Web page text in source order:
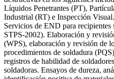
Líquidos Penetrantes (PT),
Industrial (RT) e Inspección
Servicios de END para
STPS-2002). Elaboración y
(WPS), elaboración y revisión de
procedimientos de soldadura
registros de habilidad de
soldadoras. Ensayos de dureza,